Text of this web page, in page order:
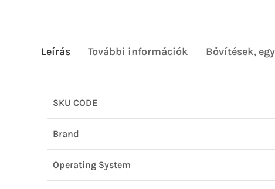
Leírás További információk Bővítések,
SKU CODE
Brand
Operating System